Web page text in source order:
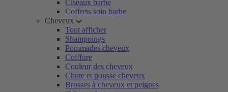
Ciseaux barbe
Coffrets soin barbe
Cheveux
Tout afficher
Shampoings
Pommades cheveux
Coiffure
Couleur des cheveux
Chute et pousse cheveux
Brosses à cheveux et peignes